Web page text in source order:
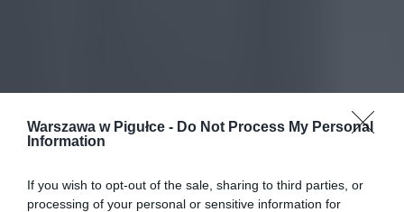
Warszawa w Pigułce - Do Not Process My Personal
Information
If you wish to opt-out of the sale, sharing to third parties, or
processing of your personal or sensitive information for